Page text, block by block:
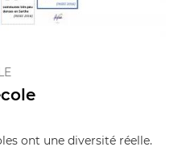
ont une diversité réelle.